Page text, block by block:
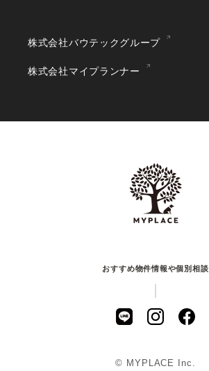
株式会社バウテックグループ
株式会社マイプランナー
おすすめ物件情報や個別相談
© MYPLACE Inc.